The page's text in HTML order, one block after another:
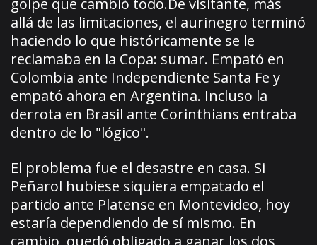
allá de las limitaciones, el aurinegro terminó
haciendo lo que históricamente se le
reclamaba en la Copa: sumar. Empató en
Colombia ante Independiente Santa Fe y
empató ahora en Argentina. Incluso la
derrota en Brasil ante Corinthians entraba
dentro de lo "lógico".
El problema fue el desastre en casa. Si
Peñarol hubiese siquiera empatado el
partido ante Platense en Montevideo, hoy
estaría dependiendo de sí mismo. En
cambio, quedó obligado a ganar los dos